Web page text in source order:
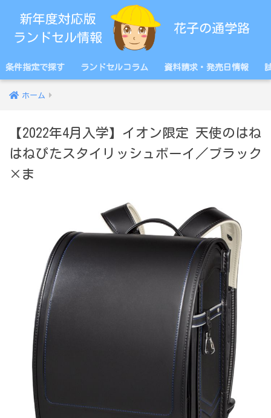
条件指定で探す ランドセルコラム 資料請求・発売日情報
ホーム
【2022年4月入学】イオン限定 天使のはね
はねぴたスタイリッシュボーイ／ブラック
×ま